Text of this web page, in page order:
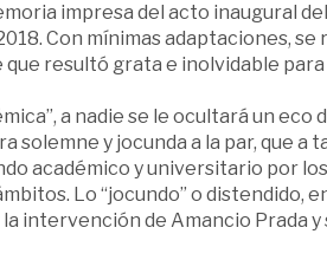
impresa del acto inaugural
Con mínimas adaptaciones,
resultó grata e inolvidable para
a nadie se le ocultará un eco
y jocunda a la par, que a
académico y universitario por
Lo “jocundo” o distendido,
intervención de Amancio Prada